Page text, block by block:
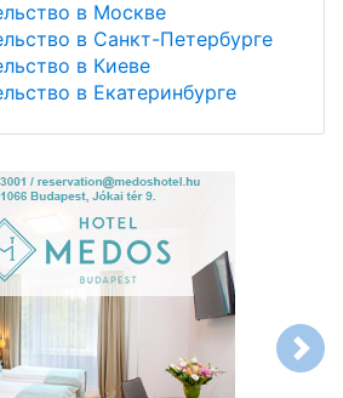
в Москве
в Санкт-Петербурге
в Киеве
в Екатеринбурге
Next